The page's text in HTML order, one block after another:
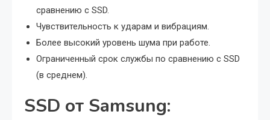
сравнению с SSD.
Чувствительность к ударам и вибрациям.
Более высокий уровень шума при работе.
Ограниченный срок службы по сравнению с SSD
(в среднем).
SSD от Samsung: